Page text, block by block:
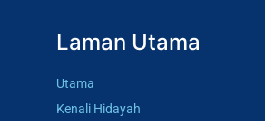
Laman Utama
Utama
Kenali Hidayah